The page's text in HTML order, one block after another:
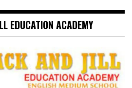
EDUCATION ACADEMY